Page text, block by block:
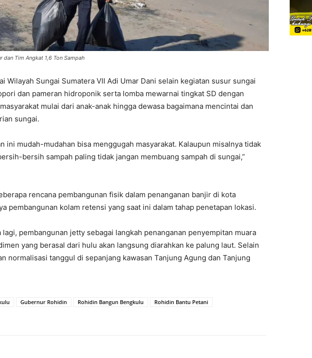
dan Tim Angkat 1,6 Ton Sampah
Wilayah Sungai Sumatera VII Adi Umar Dani selain kegiatan susur sungai
dan pameran hidroponik serta lomba mewarnai tingkat SD dengan
mulai dari anak-anak hingga dewasa bagaimana mencintai dan
sungai.
ini mudah-mudahan bisa menggugah masyarakat. Kalaupun misalnya tidak
bersih sampah paling tidak jangan membuang sampah di sungai,”
rencana pembangunan fisik dalam penanganan banjir di kota
pembangunan kolam retensi yang saat ini dalam tahap penetapan lokasi.
lagi, pembangunan jetty sebagai langkah penanganan penyempitan muara
yang berasal dari hulu akan langsung diarahkan ke palung laut. Selain
normalisasi tanggul di sepanjang kawasan Tanjung Agung dan Tanjung
Gubernur Rohidin Rohidin Bangun Bengkulu
Rohidin Bantu Petani